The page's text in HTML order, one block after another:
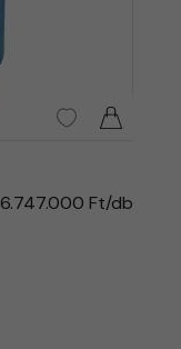
6.747.000 Ft/db